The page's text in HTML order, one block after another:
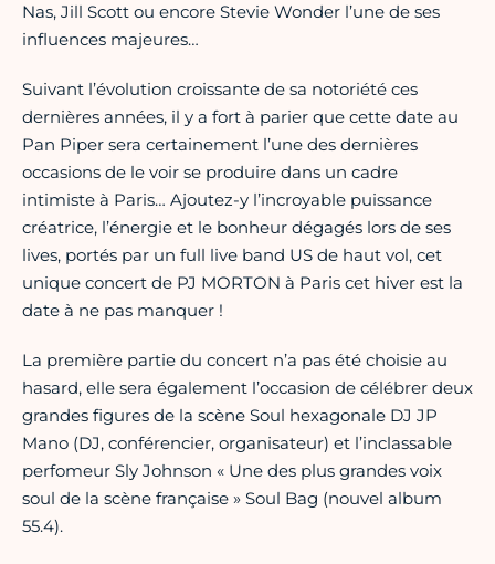
Nas, Jill Scott ou encore Stevie Wonder l’une de ses
influences majeures…
Suivant l’évolution croissante de sa notoriété ces
dernières années, il y a fort à parier que cette date au
Pan Piper sera certainement l’une des dernières
occasions de le voir se produire dans un cadre
intimiste à Paris… Ajoutez-y l’incroyable puissance
créatrice, l’énergie et le bonheur dégagés lors de ses
lives, portés par un full live band US de haut vol, cet
unique concert de PJ MORTON à Paris cet hiver est la
date à ne pas manquer !
La première partie du concert n’a pas été choisie au
hasard, elle sera également l’occasion de célébrer deux
grandes figures de la scène Soul hexagonale DJ JP
Mano (DJ, conférencier, organisateur) et l’inclassable
perfomeur Sly Johnson « Une des plus grandes voix
soul de la scène française » Soul Bag (nouvel album
55.4).